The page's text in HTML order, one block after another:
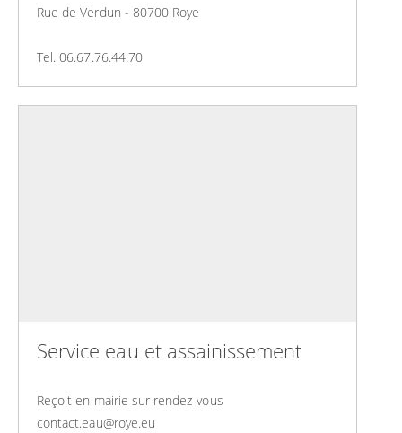
Rue de Verdun - 80700 Roye
Tel. 06.67.76.44.70
Service eau et assainissement
Reçoit en mairie sur rendez-vous
contact.eau@roye.eu